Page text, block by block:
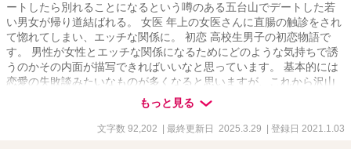
ートしたら別れることになるという噂のある五台山でデートした若
い男女が帰り道結ばれる。 女医 年上の女医さんに直腸の触診をされ
て惚れてしまい、エッチな関係に。 初恋 高校生男子の初恋物語で
す。 男性が女性とエッチな関係になるためにどのような気持ちで誘
うのかその内面が描写できればいいなと思っています。 基本的には
恋愛の失敗談みたいなものが多くなると思いますが、これから沢山
恋愛をしていく方の参考になるような内容になればなと思っていま
す。 セックスの描写は以前エロ過ぎてアクセス殺到した時に運営か
ら削除された経験があるので控えめにしていくと思います。その辺
もっと見る
文字数 92,202 | 最終更新日 2025.3.29 | 登録日 2021.1.03